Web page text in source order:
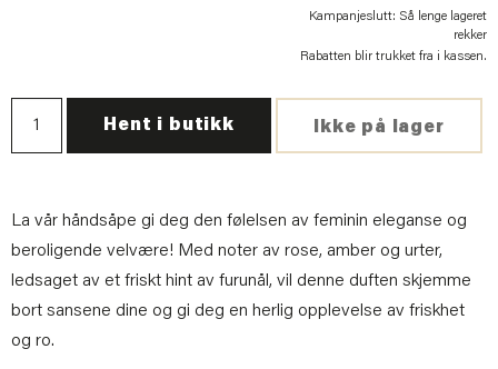
Kampanjeslutt: Så lenge lageret
rekker
Rabatten blir trukket fra i kassen.
Ikke på lager
Hent i butikk
La vår håndsåpe gi deg den følelsen av feminin eleganse og
beroligende velvære! Med noter av rose, amber og urter,
ledsaget av et friskt hint av furunål, vil denne duften skjemme
bort sansene dine og gi deg en herlig opplevelse av friskhet
og ro.